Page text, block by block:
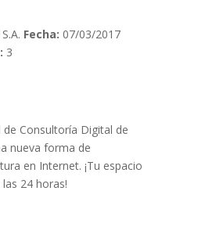
Fecha: 07/03/2017
3
Consultoría Digital de
nueva forma de
en Internet. ¡Tu espacio
24 horas!